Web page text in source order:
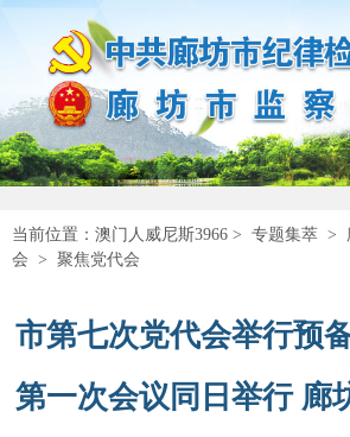
当前位置： 澳门人威尼斯3966 > 专题集萃 >
会 > 聚焦党代会
市第七次党代会举行预
第一次会议同日举行 廊